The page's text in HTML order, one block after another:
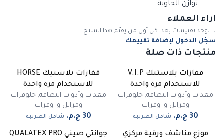
توازن الحاوية.
آراء العملاء
لا توجد تقييمات بعد. كن أول من يقيّم هذا المنتج.
سجّل الدخول لإضافة تقييمك
منتجات ذات صلة
قفازات بلاستيك V.I.P
للاستخدام مرة واحدة
معدات وأدوات النظافة,جلوفزات
ومرايل و اوفرات
شامل الضريبة
قفازات بلاستيك HORSE
للاستخدام مرة واحدة
معدات وأدوات النظافة,جلوفزات
ومرايل و اوفرات
شامل الضريبة
موزع مناشف ورقية مركزي
جوانتي صيني QUALATEX PRO